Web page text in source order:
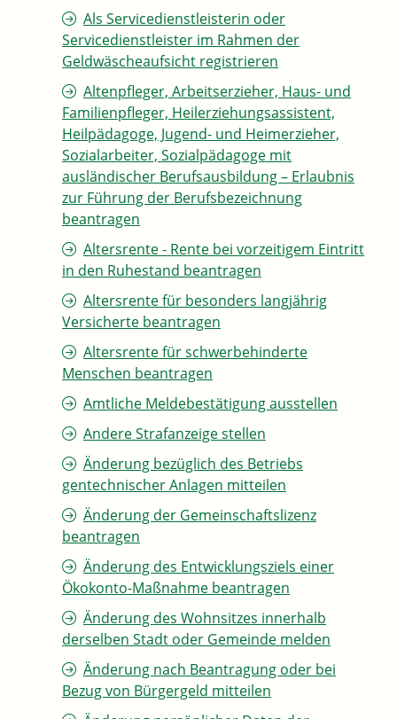
Als Servicedienstleisterin oder
Servicedienstleister im Rahmen der
Geldwäscheaufsicht registrieren
Altenpfleger, Arbeitserzieher, Haus- und
Familienpfleger, Heilerziehungsassistent,
Heilpädagoge, Jugend- und Heimerzieher,
Sozialarbeiter, Sozialpädagoge mit
ausländischer Berufsausbildung – Erlaubnis
zur Führung der Berufsbezeichnung
beantragen
Altersrente - Rente bei vorzeitigem Eintritt
in den Ruhestand beantragen
Altersrente für besonders langjährig
Versicherte beantragen
Altersrente für schwerbehinderte
Menschen beantragen
Amtliche Meldebestätigung ausstellen
Andere Strafanzeige stellen
Änderung bezüglich des Betriebs
gentechnischer Anlagen mitteilen
Änderung der Gemeinschaftslizenz
beantragen
Änderung des Entwicklungsziels einer
Ökokonto-Maßnahme beantragen
Änderung des Wohnsitzes innerhalb
derselben Stadt oder Gemeinde melden
Änderung nach Beantragung oder bei
Bezug von Bürgergeld mitteilen